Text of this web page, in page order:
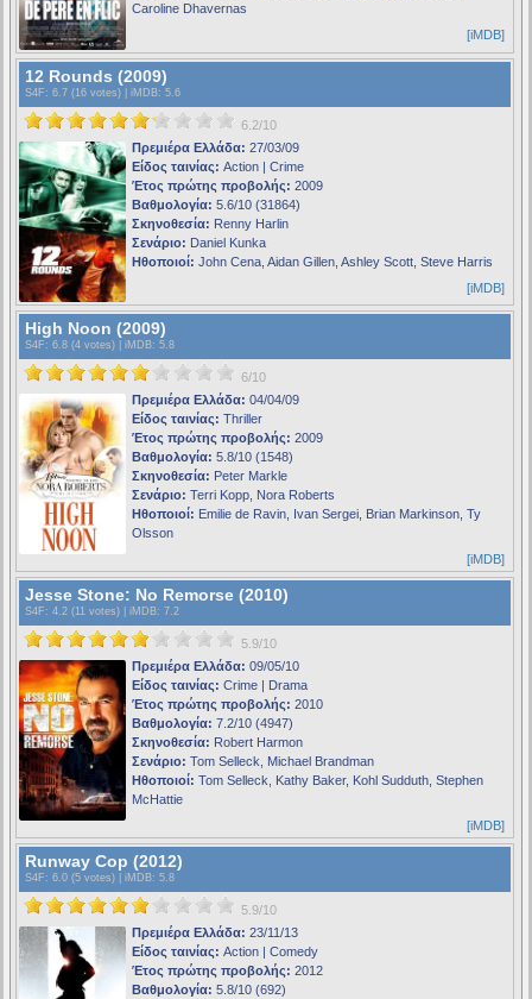
Caroline Dhavernas
[iMDB]
12 Rounds (2009)
S4F : 6.7 (16 votes) | iMDB: 5.6
6.2/10
Πρεμιέρα Ελλάδα: 27/03/09
Είδος ταινίας: Action | Crime
Έτος πρώτης προβολής: 2009
Βαθμολογία: 5.6/10 (31864)
Σκηνοθεσία: Renny Harlin
Σενάριο: Daniel Kunka
Ηθοποιοί: John Cena, Aidan Gillen, Ashley Scott, Steve Harris
[iMDB]
High Noon (2009)
S4F : 6.8 (4 votes) | iMDB: 5.8
6/10
Πρεμιέρα Ελλάδα: 04/04/09
Είδος ταινίας: Thriller
Έτος πρώτης προβολής: 2009
Βαθμολογία: 5.8/10 (1548)
Σκηνοθεσία: Peter Markle
Σενάριο: Terri Kopp, Nora Roberts
Ηθοποιοί: Emilie de Ravin, Ivan Sergei, Brian Markinson, Ty
Olsson
[iMDB]
Jesse Stone: No Remorse (2010)
S4F : 4.2 (11 votes) | iMDB: 7.2
5.9/10
Πρεμιέρα Ελλάδα: 09/05/10
Είδος ταινίας: Crime | Drama
Έτος πρώτης προβολής: 2010
Βαθμολογία: 7.2/10 (4947)
Σκηνοθεσία: Robert Harmon
Σενάριο: Tom Selleck, Michael Brandman
Ηθοποιοί: Tom Selleck, Kathy Baker, Kohl Sudduth, Stephen
McHattie
[iMDB]
Runway Cop (2012)
S4F : 6.0 (5 votes) | iMDB: 5.8
5.9/10
Πρεμιέρα Ελλάδα: 23/11/13
Είδος ταινίας: Action | Comedy
Έτος πρώτης προβολής: 2012
Βαθμολογία: 5.8/10 (692)